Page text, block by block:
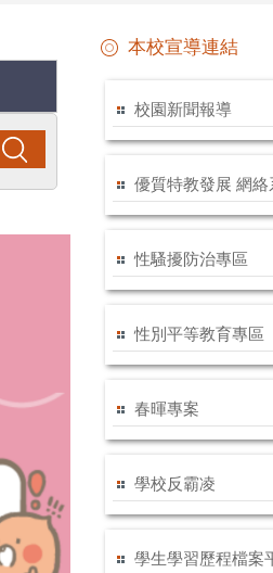
搜尋
本校宣導連結
校園新聞報導
優質特教發展 網
性騷擾防治專區
性別平等教育專區
春暉專案
學校反霸凌
學生學習歷程檔案